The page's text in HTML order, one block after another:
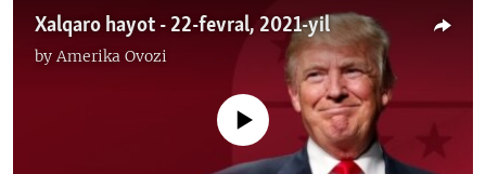
Xalqaro hayot - 22-fevral, 2021-yil
by Amerika Ovozi
No media source currently available